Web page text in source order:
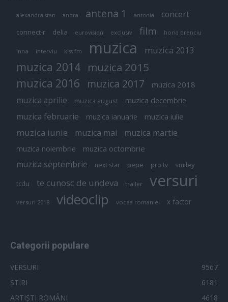
alexandra stan andra antena 1 antonia concert
connect-r delia eurovision exclusiv film horia brenciu
inna interviu kiss fm muzica muzica 2013
muzica 2014 muzica 2015
muzica 2016 muzica 2017 muzica 2018
muzica aprilie muzica august muzica decembrie
muzica februarie muzica ianuarie muzica iulie
muzica iunie muzica mai muzica martie
muzica noiembrie muzica octombrie
muzica septembrie next star pepe pro tv smiley
tcdu te cunosc de undeva trailer versuri
versuri 2018 videoclip vocea romaniei x factor
Categorii populare
VERSURI
9567
ȘTIRI
6181
ARTIȘTI ROMÂNI
4618